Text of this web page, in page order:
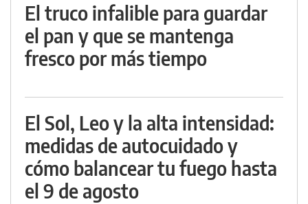
El truco infalible para guardar
el pan y que se mantenga
fresco por más tiempo
El Sol, Leo y la alta intensidad:
medidas de autocuidado y
cómo balancear tu fuego hasta
el 9 de agosto